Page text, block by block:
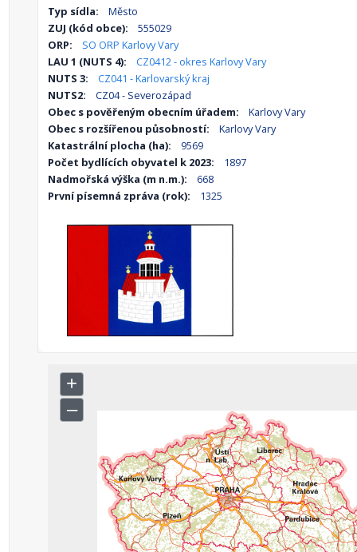
Typ sídla:
Město
ZUJ (kód obce):
555029
ORP:
SO ORP Karlovy Vary
LAU 1 (NUTS 4):
CZ0412 - okres Karlovy Vary
NUTS 3:
CZ041 - Karlovarský kraj
NUTS2:
CZ04 - Severozápad
Obec s pověřeným obecním úřadem:
Karlovy Vary
Obec s rozšířenou působností:
Karlovy Vary
Katastrální plocha (ha):
9569
Počet bydlících obyvatel k 2023:
1897
Nadmořská výška (m n.m.):
668
První písemná zpráva (rok):
1325